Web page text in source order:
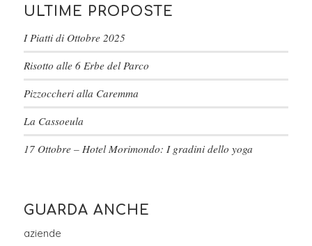
ULTIME PROPOSTE
I Piatti di Ottobre 2025
Risotto alle 6 Erbe del Parco
Pizzoccheri alla Caremma
La Cassoeula
17 Ottobre – Hotel Morimondo: I gradini dello yoga
GUARDA ANCHE
aziende